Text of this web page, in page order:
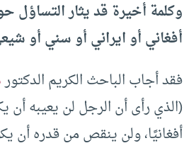
وكلمة أخيرة قد يثار التساؤل
أفغاني أو ايراني أو سني أو
فقد أجاب الباحث الكريم الدكتور
(الذي رأى أن الرجل لن يعيبه أن
أفغانيًا، ولن ينقص من قدره أن